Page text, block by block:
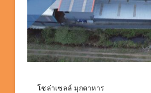
โซล่าเซลล์ มุกดาหาร